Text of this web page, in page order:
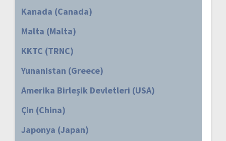
Kanada (Canada)
Malta (Malta)
KKTC (TRNC)
Yunanistan (Greece)
Amerika Birleşik Devletleri (USA)
Çin (China)
Japonya (Japan)